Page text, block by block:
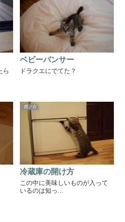
ら
ベビーパンサー
ドラクエにでてた？
虎ノ介
冷蔵庫の開け方
この中に美味しいものが入って
いるのは知っ...